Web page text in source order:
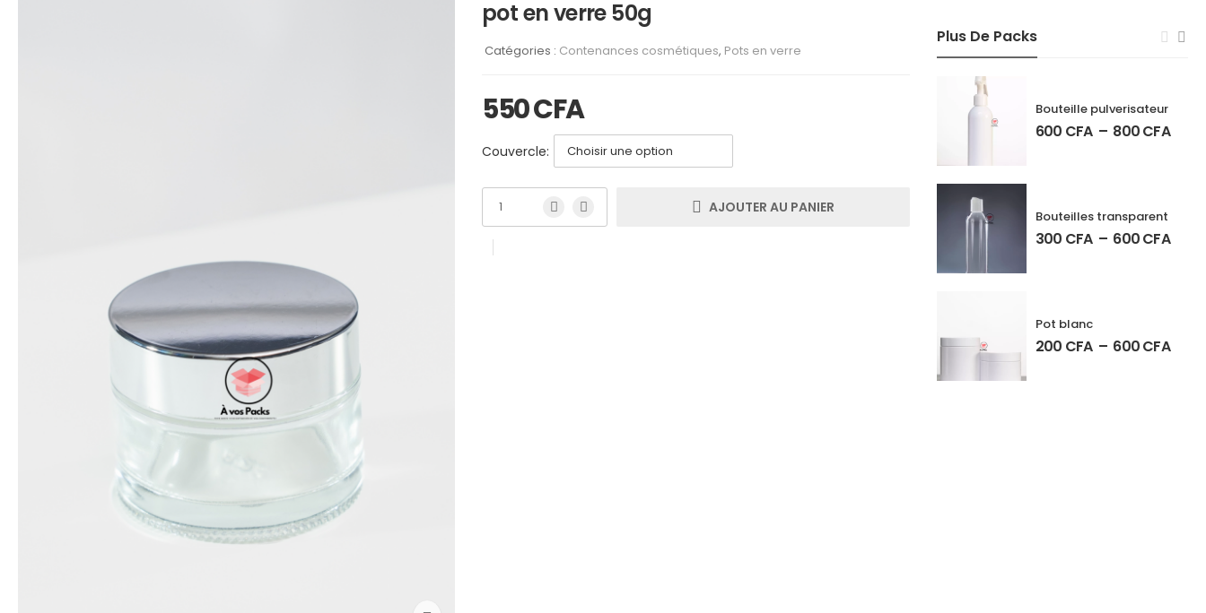
Plus De Packs
Bouteille pulverisateur
600 CFA – 800CFA
Bouteilles transparent
300 CFA – 600CFA
Pot blanc
200 CFA – 600CFA
pot en verre 50g
Catégories : Contenances cosmétiques, Pots en verre
550CFA
Couvercle:
AJOUTER AU PANIER